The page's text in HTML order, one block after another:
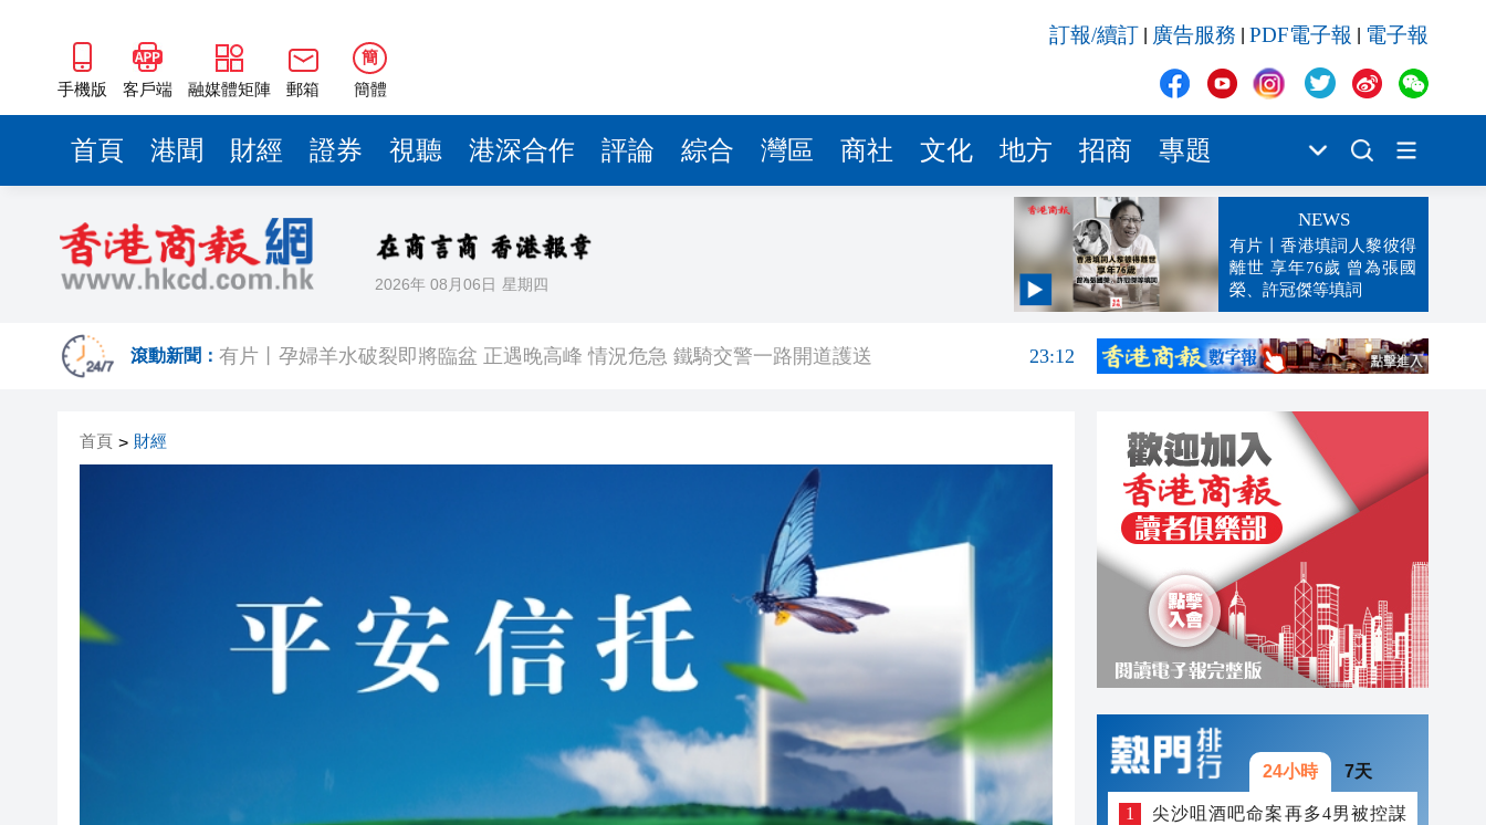
手機版 客戶端 融媒體矩陣 郵箱
簡
簡體
訂報/續訂 廣告服務 PDF電子報 電子報
首頁 港聞 財經 證券 視聽 港深合作 評論 綜合 灣區 商社 文化 地方 招商 專題
2026年 08月06日 星期四
NEWS
有片丨香港填詞人黎彼得
離世 享年76歲 曾為張國
榮、許冠傑等填詞
滾動新聞：
23:17
有片丨孕婦羊水破裂即將臨盆 正遇晚高峰 情況危急 鐵騎交警一路開道護送
23:12
【展覽】「今朝更好看」名家作品展盛大啟幕 逾百幅名家力作匯聚香江
【熱點熱評】記協選舉鬧劇折射組織「沉疴」 業界代表性蕩然無存
首頁 > 財經
24小時 7天
尖沙咀酒吧命案再多4男被控謀